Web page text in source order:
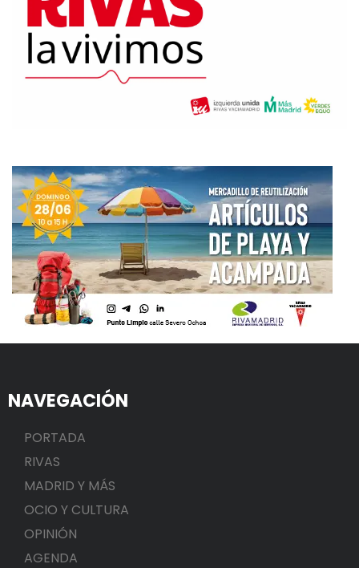
NAVEGACIÓN
PORTADA
RIVAS
MADRID Y MÁS
OCIO Y CULTURA
OPINIÓN
AGENDA